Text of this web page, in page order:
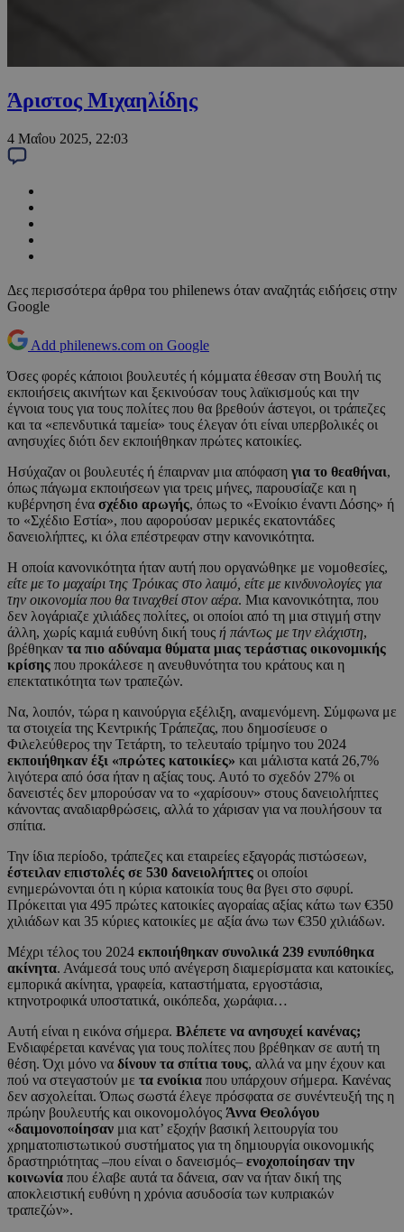
Άριστος Μιχαηλίδης
4 Μαΐου 2025, 22:03
Δες περισσότερα άρθρα του philenews όταν αναζητάς ειδήσεις στην
Google
Add philenews.com on Google
Όσες φορές κάποιοι βουλευτές ή κόμματα έθεσαν στη Βουλή τις
εκποιήσεις ακινήτων και ξεκινούσαν τους λαϊκισμούς και την
έγνοια τους για τους πολίτες που θα βρεθούν άστεγοι, οι τράπεζες
και τα «επενδυτικά ταμεία» τους έλεγαν ότι είναι υπερβολικές οι
ανησυχίες διότι δεν εκποιήθηκαν πρώτες κατοικίες.
Ησύχαζαν οι βουλευτές ή έπαιρναν μια απόφαση για το θεαθήναι,
όπως πάγωμα εκποιήσεων για τρεις μήνες, παρουσίαζε και η
κυβέρνηση ένα σχέδιο αρωγής, όπως το «Ενοίκιο έναντι Δόσης» ή
το «Σχέδιο Εστία», που αφορούσαν μερικές εκατοντάδες
δανειολήπτες, κι όλα επέστρεφαν στην κανονικότητα.
Η οποία κανονικότητα ήταν αυτή που οργανώθηκε με νομοθεσίες,
είτε με το μαχαίρι της Τρόικας στο λαιμό, είτε με κινδυνολογίες για
την οικονομία που θα τιναχθεί στον αέρα. Μια κανονικότητα, που
δεν λογάριαζε χιλιάδες πολίτες, οι οποίοι από τη μια στιγμή στην
άλλη, χωρίς καμιά ευθύνη δική τους ή πάντως με την ελάχιστη,
βρέθηκαν τα πιο αδύναμα θύματα μιας τεράστιας οικονομικής
κρίσης που προκάλεσε η ανευθυνότητα του κράτους και η
επεκτατικότητα των τραπεζών.
Να, λοιπόν, τώρα η καινούργια εξέλιξη, αναμενόμενη. Σύμφωνα με
τα στοιχεία της Κεντρικής Τράπεζας, που δημοσίευσε ο
Φιλελεύθερος την Τετάρτη, το τελευταίο τρίμηνο του 2024
εκποιήθηκαν έξι «πρώτες κατοικίες» και μάλιστα κατά 26,7%
λιγότερα από όσα ήταν η αξίας τους. Αυτό το σχεδόν 27% οι
δανειστές δεν μπορούσαν να το «χαρίσουν» στους δανειολήπτες
κάνοντας αναδιαρθρώσεις, αλλά το χάρισαν για να πουλήσουν τα
σπίτια.
Την ίδια περίοδο, τράπεζες και εταιρείες εξαγοράς πιστώσεων,
έστειλαν επιστολές σε 530 δανειολήπτες οι οποίοι
ενημερώνονται ότι η κύρια κατοικία τους θα βγει στο σφυρί.
Πρόκειται για 495 πρώτες κατοικίες αγοραίας αξίας κάτω των €350
χιλιάδων και 35 κύριες κατοικίες με αξία άνω των €350 χιλιάδων.
Μέχρι τέλος του 2024 εκποιήθηκαν συνολικά 239 ενυπόθηκα
ακίνητα. Ανάμεσά τους υπό ανέγερση διαμερίσματα και κατοικίες,
εμπορικά ακίνητα, γραφεία, καταστήματα, εργοστάσια,
κτηνοτροφικά υποστατικά, οικόπεδα, χωράφια…
Αυτή είναι η εικόνα σήμερα. Βλέπετε να ανησυχεί κανένας;
Ενδιαφέρεται κανένας για τους πολίτες που βρέθηκαν σε αυτή τη
θέση. Όχι μόνο να δίνουν τα σπίτια τους, αλλά να μην έχουν και
πού να στεγαστούν με τα ενοίκια που υπάρχουν σήμερα. Κανένας
δεν ασχολείται. Όπως σωστά έλεγε πρόσφατα σε συνέντευξή της η
πρώην βουλευτής και οικονομολόγος Άννα Θεολόγου
«δαιμονοποίησαν μια κατ’ εξοχήν βασική λειτουργία του
χρηματοπιστωτικού συστήματος για τη δημιουργία οικονομικής
δραστηριότητας –που είναι ο δανεισμός– ενοχοποίησαν την
κοινωνία που έλαβε αυτά τα δάνεια, σαν να ήταν δική της
αποκλειστική ευθύνη η χρόνια ασυδοσία των κυπριακών
τραπεζών».